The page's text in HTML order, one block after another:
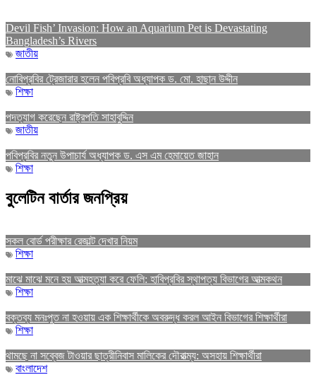
Devil Fish’ Invasion: How an Aquarium Pet is Devastating
Bangladesh’s Rivers
জাতীয়
নোবিপ্রবির ট্রেজারার হলেন পবিপ্রবি অধ্যাপক ড. মো. হাছান উদ্দীন
শিক্ষা
পদত্যাগ করেছেন রাষ্ট্রপতি সাহাবুদ্দিন
জাতীয়
পবিপ্রবির নতুন উপাচার্য অধ্যাপক ড. এস এম হেমায়েত জাহান
শিক্ষা
বুলেটিন বার্তার জনপ্রিয়
সকল বোর্ড পরীক্ষার রেজাল্ট দেখার নিয়ম
শিক্ষা
মাঝে মাঝে মনে হয় আত্মহত্যা করে ফেলি: হাবিপ্রবির স্থাপত্য বিভাগের আত্মকথন
শিক্ষা
বক্তব্য মনঃপুত না হওয়ায় এক শিক্ষার্থীকে অবরুদ্ধ করল আইন বিভাগের শিক্ষার্থীরা
শিক্ষা
থামছে না সব্বেজ টাওয়ার ছাত্রীনিবাস মালিকের দৌরাত্ম্য: অসহায় শিক্ষার্থীরা
বাংলাদেশ